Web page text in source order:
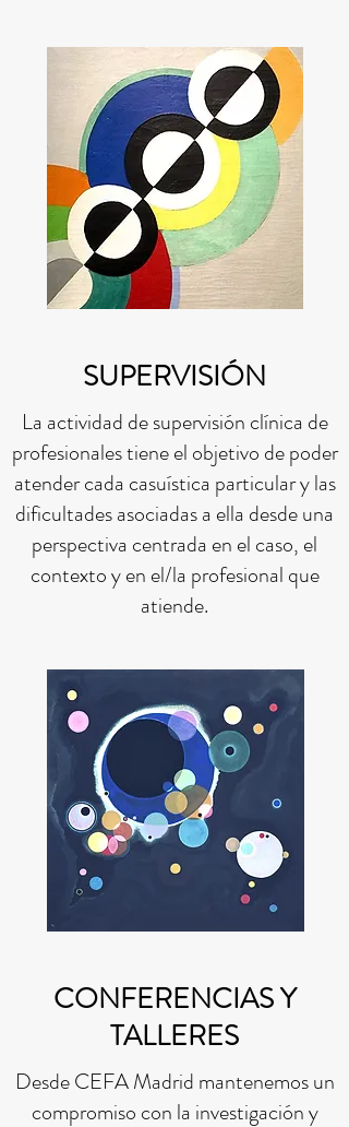
SUPERVISIÓN
La actividad de supervisión clínica de
profesionales tiene el objetivo de poder
atender cada casuística particular y las
dificultades asociadas a ella desde una
perspectiva centrada en el caso, el
contexto y en el/la profesional que
atiende.
CONFERENCIAS Y
TALLERES
Desde CEFA Madrid mantenemos un
compromiso con la investigación y